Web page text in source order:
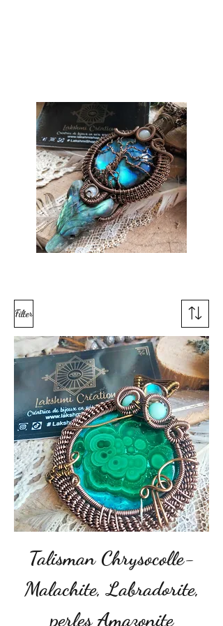
Filter
Talisman Chrysocolle-
Malachite, Labradorite,
perles Amazonite